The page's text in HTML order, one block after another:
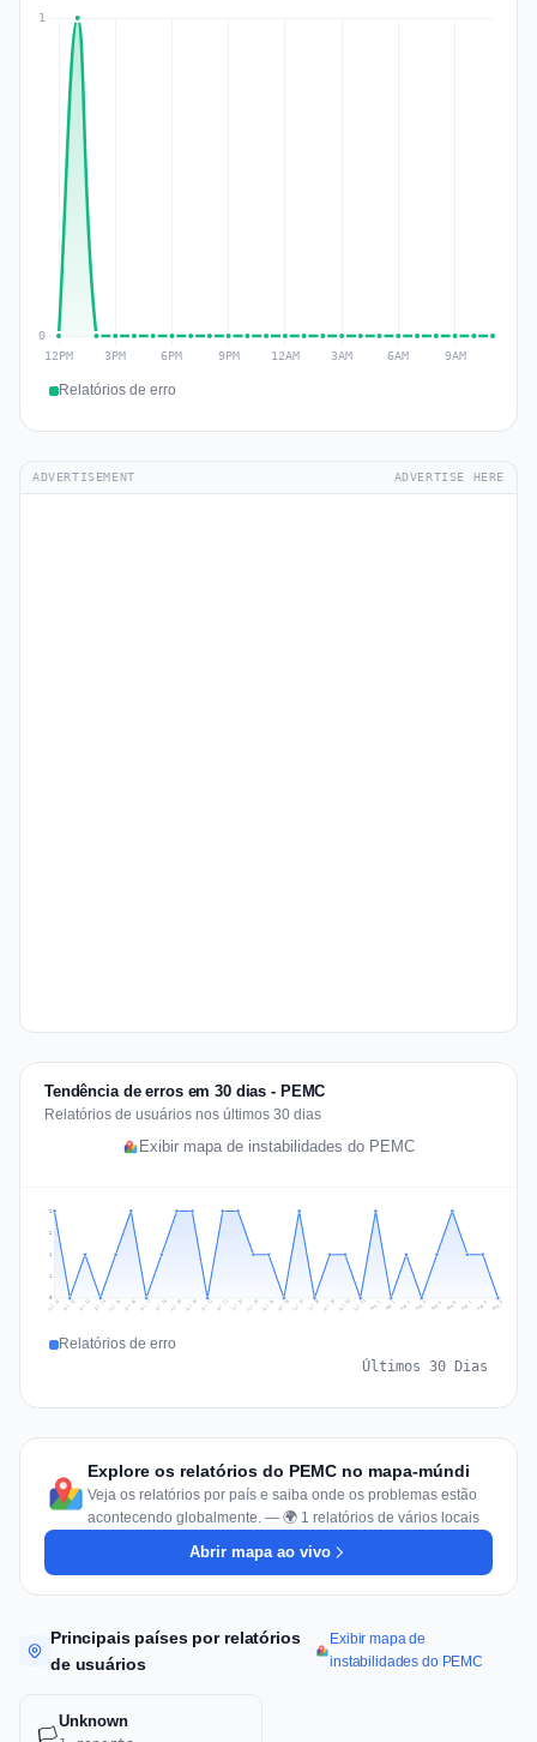
Relatórios de erro
ADVERTISEMENT ADVERTISE HERE
Tendência de erros em 30 dias - PEMC
Relatórios de usuários nos últimos 30 dias
Exibir mapa de instabilidades do PEMC
1
1
2
2
Jul 11 Jul 12 Jul 13 Jul 14 Jul 15 Jul 16 Jul 17 Jul 18 Jul 19 Jul 20 Jul 21 Jul 22 Jul 23 Jul 24 Jul 25 Jul 26 Jul 27 Jul 28 Jul 29 Jul 30 Jul 31 Aug 1 Aug 2 Aug 3 Aug 4 Aug 5 Aug 6 Aug 7 Aug 8 Aug 9
Relatórios de erro
Últimos 30 Dias
Explore os relatórios do PEMC no mapa-múndi
Veja os relatórios por país e saiba onde os problemas estão
acontecendo globalmente. — 🌍 1 relatórios de vários locais
Abrir mapa ao vivo
Principais países por relatórios
de usuários
Exibir mapa de
instabilidades do PEMC
🏳️
Unknown